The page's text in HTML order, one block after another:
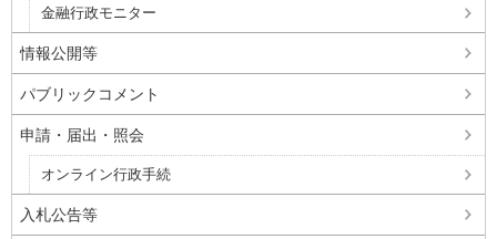
金融行政モニター
情報公開等
パブリックコメント
申請・届出・照会
オンライン行政手続
入札公告等